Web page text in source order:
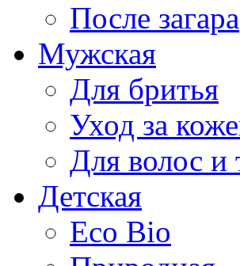
После загара
Мужская
Для бритья
Уход за
Для волос и
Детская
Eco Bio